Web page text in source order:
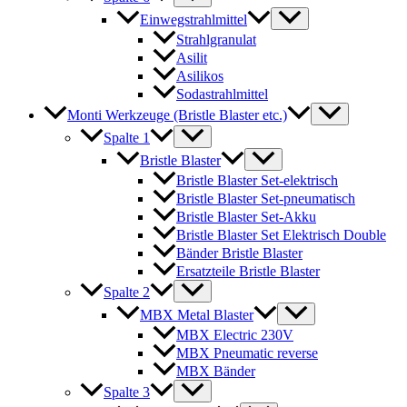
Einwegstrahlmittel
Strahlgranulat
Asilit
Asilikos
Sodastrahlmittel
Monti Werkzeuge (Bristle Blaster etc.)
Spalte 1
Bristle Blaster
Bristle Blaster Set-elektrisch
Bristle Blaster Set-pneumatisch
Bristle Blaster Set-Akku
Bristle Blaster Set Elektrisch Double
Bänder Bristle Blaster
Ersatzteile Bristle Blaster
Spalte 2
MBX Metal Blaster
MBX Electric 230V
MBX Pneumatic reverse
MBX Bänder
Spalte 3